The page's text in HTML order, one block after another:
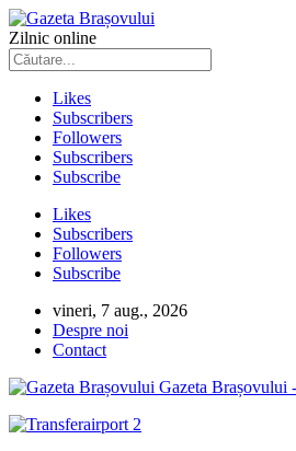
Zilnic online
Likes
Subscribers
Followers
Subscribers
Subscribe
Likes
Subscribers
Followers
Subscribe
vineri, 7 aug., 2026
Despre noi
Contact
Gazeta Brașovului